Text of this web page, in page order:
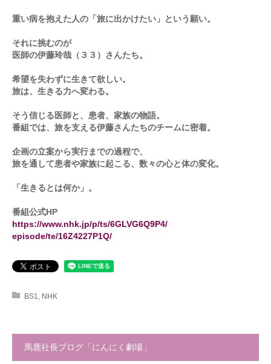
重い病を抱えた人の「旅に出かけたい」という願い。
それに挑むのが
医師の伊藤玲哉（３３）さんたち。
希望を失わずに生きて欲しい。
旅は、生きる力へ変わる。
そう信じる医師と、患者、家族の物語。
番組では、旅を支える伊藤さんたちのチームに密着。
企画の立案から実行までの過程で、
旅を通して患者や家族に起こる、数々の心と体の変化。
「生きるとは何か」。
番組公式HP
https://www.nhk.jp/p/ts/6GLVG6Q9P4/
episode/te/16Z4227P1Q/
BS1 NHK
馬鹿社長ブログ「にんにく劇場」